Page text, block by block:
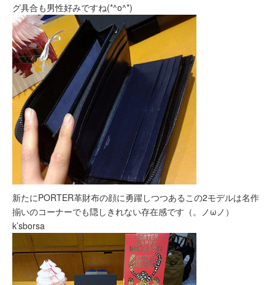
グ具合も男性好みですね(*^o^*)
新たにPORTER革財布の顔に勇躍しつつあるこの2モデルは名作
揃いのコーナーでも隠しきれない存在感です（。ノωノ）
k’sborsa